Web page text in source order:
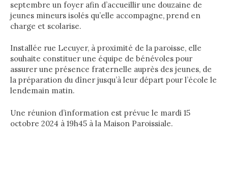
septembre un foyer afin d’accueillir une douzaine de
jeunes mineurs isolés qu’elle accompagne, prend en
charge et scolarise.
Installée rue Lecuyer, à proximité de la paroisse, elle
souhaite constituer une équipe de bénévoles pour
assurer une présence fraternelle auprès des jeunes, de
la préparation du dîner jusqu’à leur départ pour l’école le
lendemain matin.
Une réunion d’information est prévue le mardi 15
octobre 2024 à 19h45 à la Maison Paroissiale.